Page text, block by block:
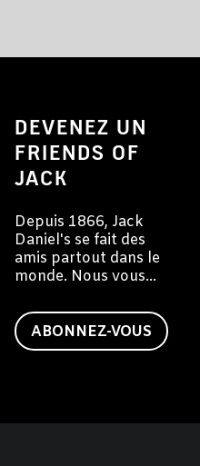
DEVENEZ UN
FRIENDS OF
JACK
Depuis 1866, Jack
Daniel's se fait des
amis partout dans le
monde. Nous vous
vous aussi un ami de
Jack.ABONNEZ-VOUS